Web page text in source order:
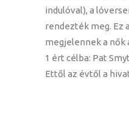
indulóval), a
rendezték meg. Ez
megjelennek a nők
1 ért célba: Pat
Ettől az évtől a